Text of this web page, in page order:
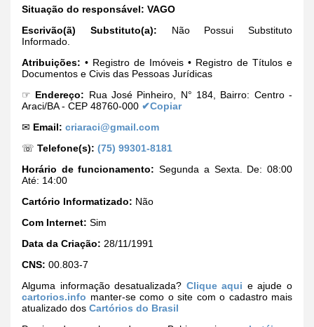
Situação do responsável: VAGO
Escrivão(ã) Substituto(a): Não Possui Substituto
Informado.
Atribuições: • Registro de Imóveis • Registro de Títulos e
Documentos e Civis das Pessoas Jurídicas
☞ Endereço: Rua José Pinheiro, N° 184, Bairro: Centro -
Araci/BA - CEP 48760-000 ✔Copiar
✉ Email: criaraci@gmail.com
☏ Telefone(s): (75) 99301-8181
Horário de funcionamento: Segunda a Sexta. De: 08:00
Até: 14:00
Cartório Informatizado: Não
Com Internet: Sim
Data da Criação: 28/11/1991
CNS: 00.803-7
Alguma informação desatualizada? Clique aqui e ajude o
cartorios.info manter-se como o site com o cadastro mais
atualizado dos Cartórios do Brasil